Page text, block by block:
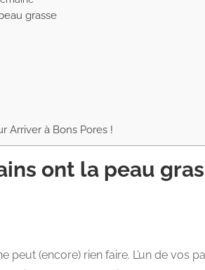
grasse
Arriver à Bons Pores !
ont la peau
peut (encore) rien faire. L’un de vos